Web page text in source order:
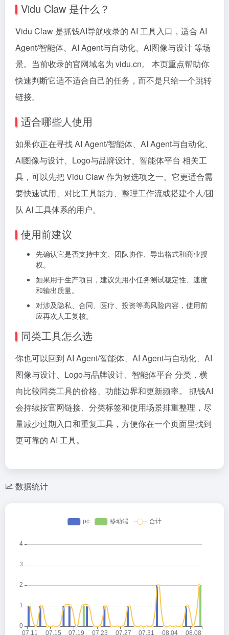
Vidu Claw 是什么？
Vidu Claw 是抓钱AI导航收录的 AI 工具入口，适合 AI
Agent/智能体、AI Agent与自动化、AI图像与设计 等场
景。当前收录的官网域名为 vidu.cn。 本页重点帮助你
快速判断它适不适合自己的任务，而不是只给一个跳转
链接。
适合哪些人使用
如果你正在寻找 AI Agent/智能体、AI Agent与自动化、
AI图像与设计、Logo与品牌设计、智能体平台 相关工
具，可以先把 Vidu Claw 作为候选项之一。它更适合需
要快速试用、对比工具能力、整理工作流或搭建个人/团
队 AI 工具体系的用户。
使用前建议
先确认它是否支持中文、团队协作、导出格式和商业授
权。
如果用于生产项目，建议先用小任务测试稳定性、速度
和输出质量。
对涉及隐私、合同、医疗、投资等高风险内容，使用前
应再次人工复核。
同类工具怎么选
你也可以回到 AI Agent/智能体、AI Agent与自动化、AI
图像与设计、Logo与品牌设计、智能体平台 分类，横
向比较同类工具的价格、功能边界和更新频率。 抓钱AI
会持续按官网链接、分类标签和使用场景排重整理，尽
量减少过期入口和重复工具，方便你在一个页面里找到
更可靠的 AI 工具。
数据统计